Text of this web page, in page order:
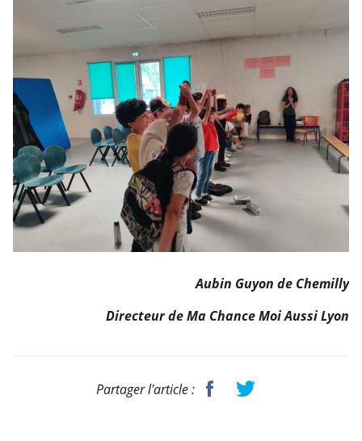
Aubin Guyon de Chemilly
Directeur de Ma Chance Moi Aussi Lyon
Partager l'article :